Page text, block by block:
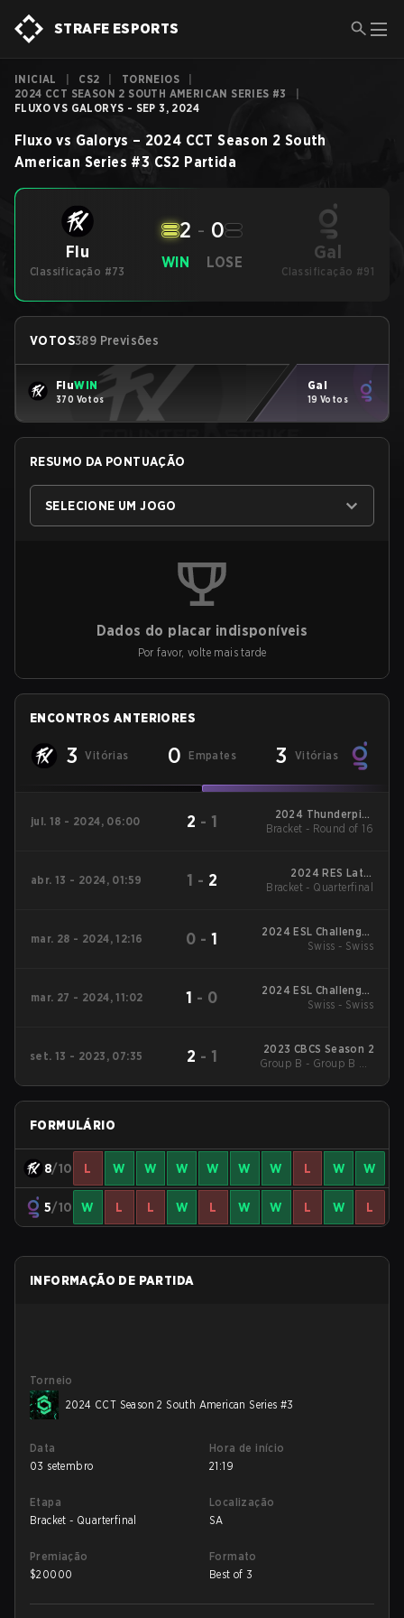
STRAFE ESPORTS
INICIAL CS2 TORNEIOS
2024 CCT SEASON 2 SOUTH AMERICAN SERIES #3
FLUXO VS GALORYS - SEP 3, 2024
Fluxo vs Galorys – 2024 CCT Season 2 South
American Series #3 CS2 Partida
Flu
Classificação #73
WIN
2 - 0
LOSE Gal
Classificação #91
VOTOS389 Previsões
FluWIN
370 Votos
Gal
19 Votos
RESUMO DA PONTUAÇÃO
SELECIONE UM JOGO
Dados do placar indisponíveis
Por favor, volte mais tarde
ENCONTROS ANTERIORES
3 Vitórias 0 Empates 3 Vitórias
jul. 18 - 2024, 06:00 2 - 1
2024 Thunderpick
World Championship:
Bracket - Round of 16
abr. 13 - 2024, 01:59 1 - 2
2024 RES Latin
American Series #3
Bracket - Quarterfinal
mar. 28 - 2024, 12:16 0 -1
2024 ESL Challenger
League Season 47:
Swiss - Swiss
mar. 27 - 2024, 11:02 1 - 0
2024 ESL Challenger
League Season 47:
Swiss - Swiss
set. 13 - 2023, 07:35 2 - 1
2023 CBCS Season 2
Group B - Group B UB
FORMULÁRIO
8/10 L W W W W W W L W W
5/10 W L L W L W W L W L
INFORMAÇÃO DE PARTIDA
Torneio
2024 CCT Season 2 South American Series #3
Data
03 setembro
Hora de início
21:19
Etapa
Bracket - Quarterfinal
Localização
SA
Premiação
$20000
Formato
Best of 3